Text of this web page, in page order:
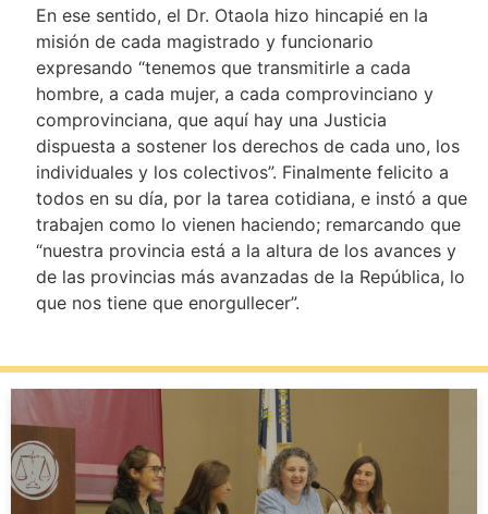
En ese sentido, el Dr. Otaola hizo hincapié en la
misión de cada magistrado y funcionario
expresando “tenemos que transmitirle a cada
hombre, a cada mujer, a cada comprovinciano y
comprovinciana, que aquí hay una Justicia
dispuesta a sostener los derechos de cada uno, los
individuales y los colectivos”. Finalmente felicito a
todos en su día, por la tarea cotidiana, e instó a que
trabajen como lo vienen haciendo; remarcando que
“nuestra provincia está a la altura de los avances y
de las provincias más avanzadas de la República, lo
que nos tiene que enorgullecer”.